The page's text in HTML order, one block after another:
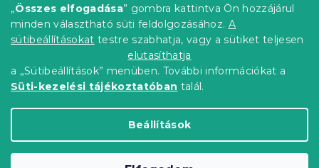
„Összes elfogadása” gombra kattintva Ön hozzájárul
minden választható süti feldolgozásához. A
sütibeállításokat testre szabhatja, vagy a sütiket teljesen
elutasíthatja
a „Sütibeállítások” menüben. További információkat a
Süti-kezelési tájékoztatóban talál.
Beállítások
Adatvédelmi nyilatkozat
Blog
Partnereinknek
Copyright 2026Elerheto otthon. Minden jog